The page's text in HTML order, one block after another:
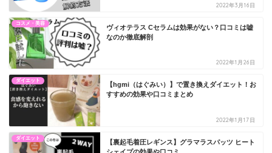
2022年3月16日
コスメ・美容
ヴィオテラス Cセラムは効果がない？口コミは嘘
なのか徹底解剖
2022年1月26日
ダイエット
【hgmi（はぐみい）】で置き換えダイエット！お
すすめの効果や口コミまとめ
2022年1月17日
ダイエット
【裏起毛着圧レギンス】グラマラスパッツ ヒート